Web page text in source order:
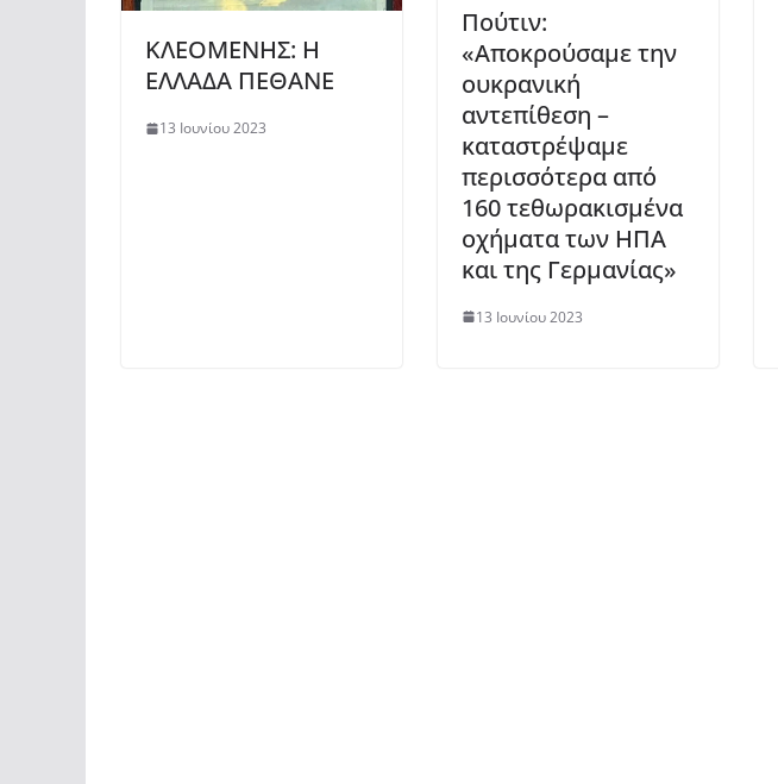
ΚΛΕΟΜΕΝΗΣ: Η
ΕΛΛΑΔΑ ΠΕΘΑΝΕ
13 Ιουνίου 2023
Πούτιν:
«Αποκρούσαμε την
ουκρανική
αντεπίθεση –
καταστρέψαμε
περισσότερα από
160 τεθωρακισμένα
οχήματα των ΗΠΑ
και της Γερμανίας»
13 Ιουνίου 2023